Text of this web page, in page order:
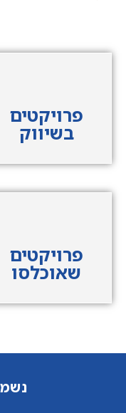
פרויקטים
בשיווק
פרויקטים
שאוכלסו